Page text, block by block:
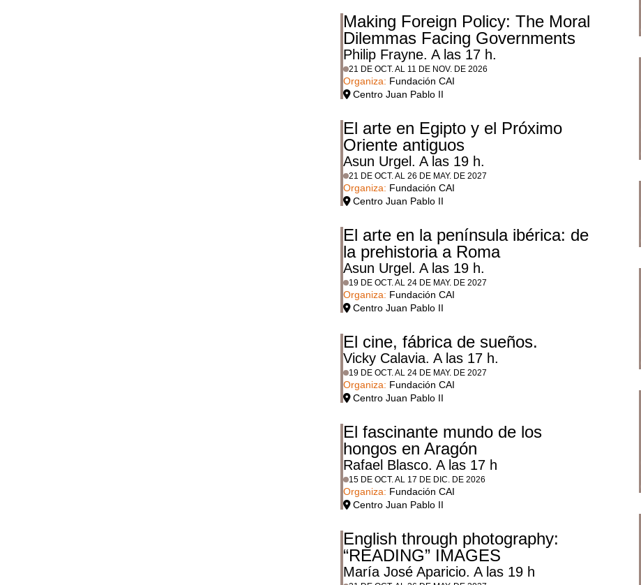
Making Foreign Policy: The Moral
Dilemmas Facing Governments
Philip Frayne. A las 17 h.
21 DE OCT. AL 11 DE NOV. DE 2026
Organiza: Fundación CAI
Centro Juan Pablo II
El arte en Egipto y el Próximo
Oriente antiguos
Asun Urgel. A las 19 h.
21 DE OCT. AL 26 DE MAY. DE 2027
Organiza: Fundación CAI
Centro Juan Pablo II
El arte en la península ibérica: de
la prehistoria a Roma
Asun Urgel. A las 19 h.
19 DE OCT. AL 24 DE MAY. DE 2027
Organiza: Fundación CAI
Centro Juan Pablo II
El cine, fábrica de sueños.
Vicky Calavia. A las 17 h.
19 DE OCT. AL 24 DE MAY. DE 2027
Organiza: Fundación CAI
Centro Juan Pablo II
El fascinante mundo de los
hongos en Aragón
Rafael Blasco. A las 17 h
15 DE OCT. AL 17 DE DIC. DE 2026
Organiza: Fundación CAI
Centro Juan Pablo II
English through photography:
“READING” IMAGES
María José Aparicio. A las 19 h